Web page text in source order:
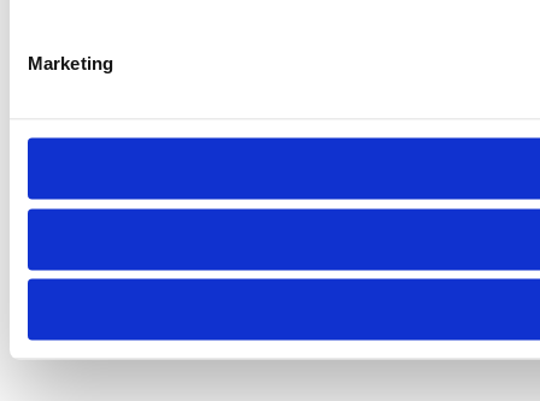
Marketing